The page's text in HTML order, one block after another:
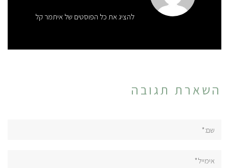
להציג את כל הפוסטים של איתמר קל
השארת תגובה